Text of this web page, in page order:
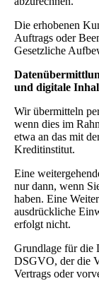
Die erhobenen
Auftrags oder
Gesetzliche
und digitale
Wir übermitteln
wenn dies im
etwa an das mit
Kreditinstitut.
Eine
nur dann, wenn
haben. Eine
ausdrückliche
erfolgt nicht.
Grundlage für die
DSGVO, der die
Vertrags oder